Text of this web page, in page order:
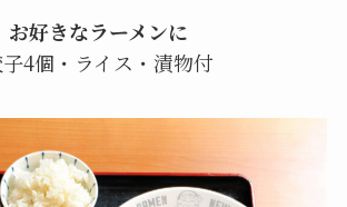
お好きなラーメンに
4個・ライス・漬物付